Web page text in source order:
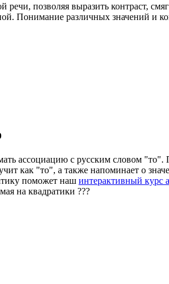
позволяя выразить контраст,
Понимание различных значений и
ассоциацию с русским словом
как "то", а также напоминает о
поможет наш интерактивный курс
на квадратики ???